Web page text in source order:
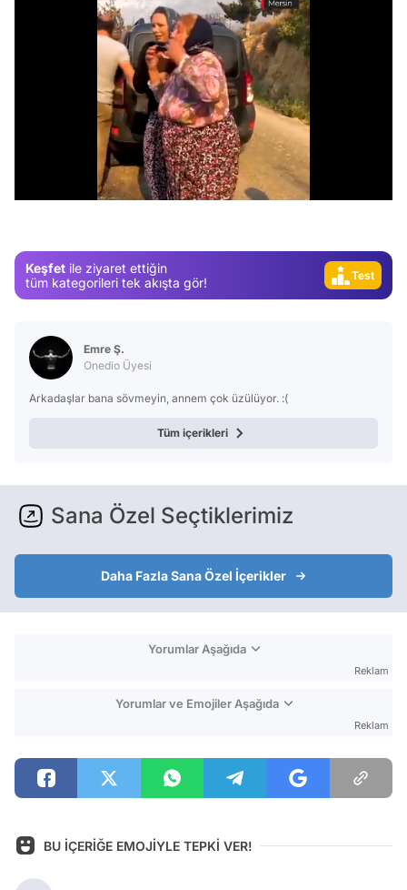
Keşfet ile ziyaret ettiğin
tüm kategorileri tek akışta gör!
Test
Emre Ş.
Onedio Üyesi
Arkadaşlar bana sövmeyin, annem çok üzülüyor. :(
Tüm içerikleri
Sana Özel Seçtiklerimiz
Daha Fazla Sana Özel İçerikler
Yorumlar Aşağıda
Reklam
Yorumlar ve Emojiler Aşağıda
Reklam
BU İÇERİĞE EMOJİYLE TEPKİ VER!